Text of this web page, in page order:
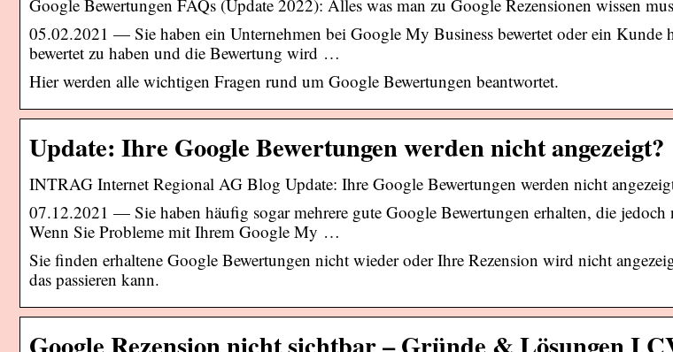
Google Bewertungen FAQs (Update 2022): Alles was man zu Google Rezensionen wissen
05.02.2021 — Sie haben ein Unternehmen bei Google My Business bewertet oder ein Kunde
bewertet zu haben und die Bewertung wird …
Hier werden alle wichtigen Fragen rund um Google Bewertungen beantwortet.
Update: Ihre Google Bewertungen werden nicht angezeigt?
INTRAG Internet Regional AG Blog Update: Ihre Google Bewertungen werden nicht
07.12.2021 — Sie haben häufig sogar mehrere gute Google Bewertungen erhalten, die jedoch
Wenn Sie Probleme mit Ihrem Google My …
Sie finden erhaltene Google Bewertungen nicht wieder oder Ihre Rezension wird nicht
das passieren kann.